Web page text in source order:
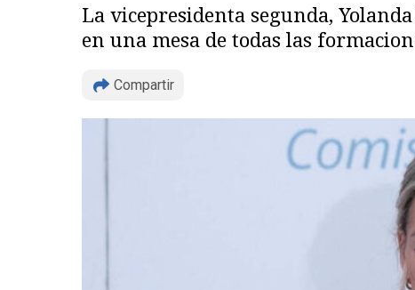
La vicepresidenta segunda,
en una mesa de todas las
Compartir